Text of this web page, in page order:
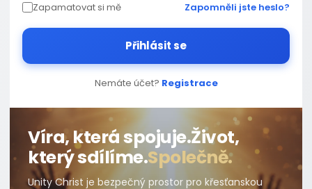
Zapamatovat si mě Zapomněli jste heslo?
Přihlásit se
Nemáte účet? Registrace
Víra, která spojuje.Život,
který sdílíme.Společně.
Unity Christ je bezpečný prostor pro křesťanskou